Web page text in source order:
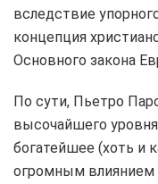
вследствие
концепция
Основного закона
По сути, Пьетро
высочайшего
богатейшее (хоть и
огромным влиянием